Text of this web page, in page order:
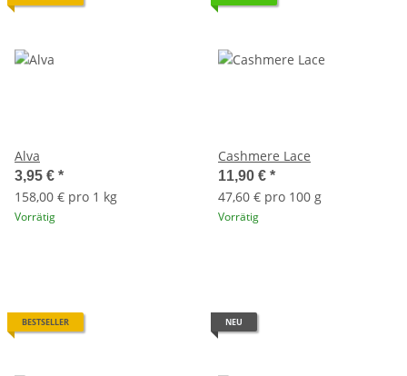
Alva
3,95 € *
158,00 € pro 1 kg
Vorrätig
Cashmere Lace
11,90 € *
47,60 € pro 100 g
Vorrätig
BESTSELLER NEU